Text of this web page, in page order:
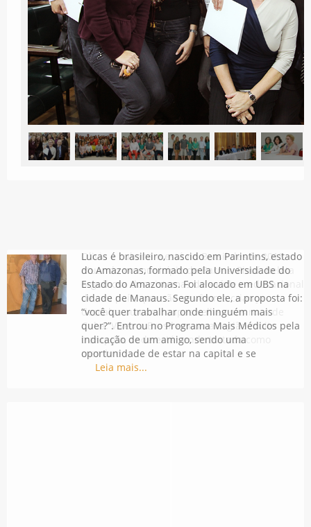
Olivia é cubana e está no Brasil desde 2013,
atuando no município de Barras, Piauí. Relata
orgulhosa dos sistemas de saúde e educacional
de seu país, que não se vê uma criança
descalça ou com roupas velhas nas ruas de
Cuba. Vive no Brasil em uma região muito
tranquila, onde está sendo tratada como
membro
Leia mais...
Lucas é brasileiro, nascido em Parintins, estado
do Amazonas, formado pela Universidade do
Estado do Amazonas. Foi alocado em UBS na
cidade de Manaus. Segundo ele, a proposta foi:
“você quer trabalhar onde ninguém mais
quer?”. Entrou no Programa Mais Médicos pela
indicação de um amigo, sendo uma
oportunidade de estar na capital e se
Leia mais...